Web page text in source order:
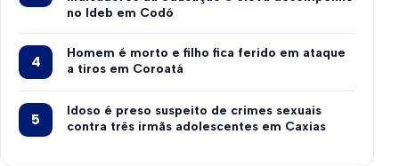
no Ideb em Codó
Homem é morto e filho fica ferido em ataque
a tiros em Coroatá
Idoso é preso suspeito de crimes sexuais
contra três irmãs adolescentes em Caxias